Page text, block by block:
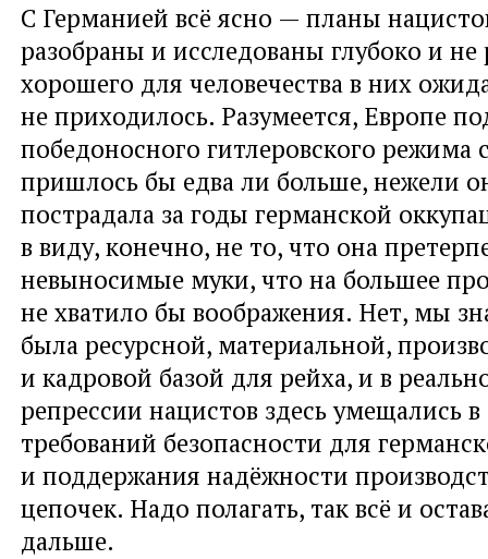
С Германией всё ясно — планы
разобраны и исследованы глубоко и не
хорошего для человечества в них
не приходилось. Разумеется, Европе
победоносного гитлеровского режима
пришлось бы едва ли больше, нежели
пострадала за годы германской
в виду, конечно, не то, что она
невыносимые муки, что на большее
не хватило бы воображения. Нет, мы
была ресурсной, материальной,
и кадровой базой для рейха, и в
репрессии нацистов здесь умещались
требований безопасности для
и поддержания надёжности
цепочек. Надо полагать, так всё и
дальше.